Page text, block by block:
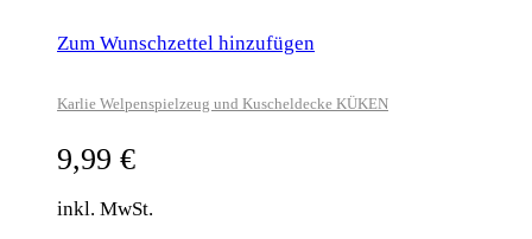
Zum Wunschzettel hinzufügen
Karlie Welpenspielzeug und Kuscheldecke KÜKEN
9,99 €
inkl. MwSt.